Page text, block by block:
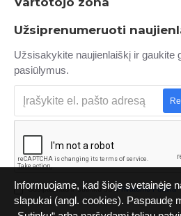
Užsiprenumeruoti
Užsisakykite naujienlaiškį ir gaukite
pasiūlymus.
Susipažinau ir sutinku su Privatumo Politika
Informuojame, kad šioje svetainėje
slapukai (angl. cookies). Paspaudę